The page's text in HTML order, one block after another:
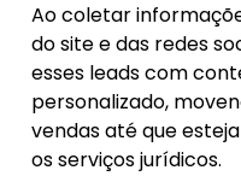
Ao coletar
do site e das redes
esses leads com
personalizado,
vendas até que
os serviços jurídicos.